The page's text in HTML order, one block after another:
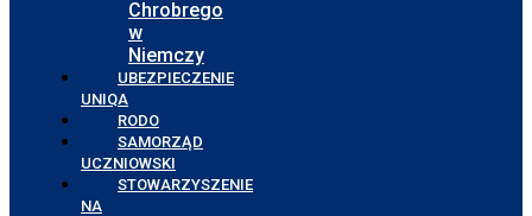
Chrobrego
w
Niemczy
UBEZPIECZENIE
UNIQA
RODO
SAMORZĄD
UCZNIOWSKI
STOWARZYSZENIE
NA